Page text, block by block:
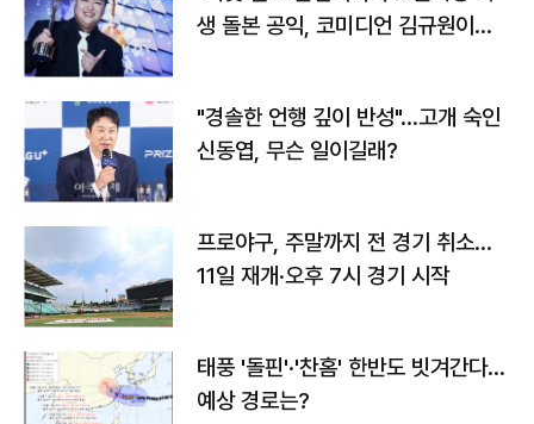
생 돌본 공익, 코미디언 김규원이었
"경솔한 언행 깊이 반성"…고개 숙인
신동엽, 무슨 일이길래?
프로야구, 주말까지 전 경기 취소…
11일 재개·오후 7시 경기 시작
태풍 '돌핀'·'찬홈' 한반도 빗겨간다…
예상 경로는?